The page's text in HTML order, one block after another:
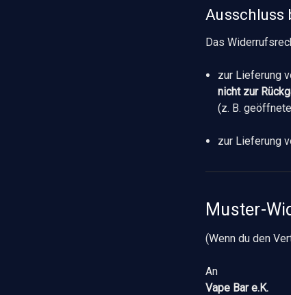
Ausschluss
Das
zur Lieferung
nicht zur
(z. B.
zur Lieferung
Muster-
(Wenn du den
An
Vape Bar e.K.